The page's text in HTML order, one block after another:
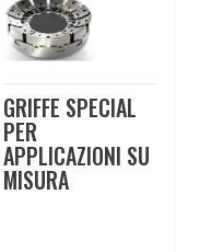
GRIFFE SPECIAL
PER
APPLICAZIONI SU
MISURA